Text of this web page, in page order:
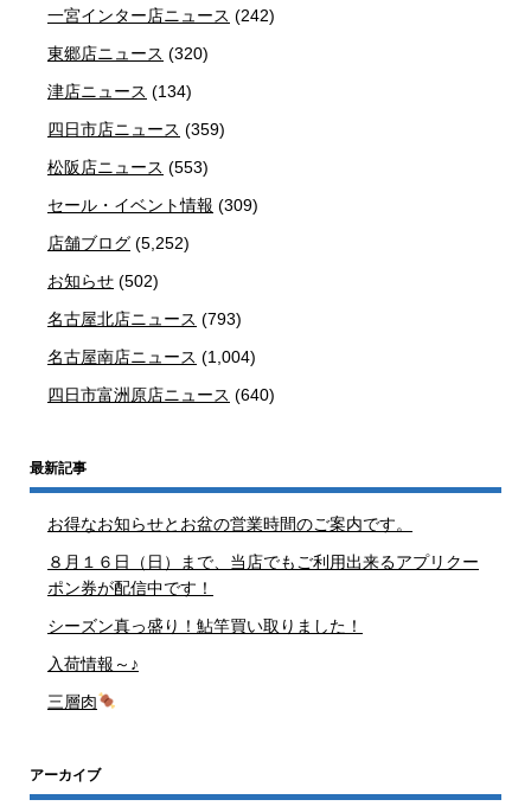
一宮インター店ニュース (242)
東郷店ニュース (320)
津店ニュース (134)
四日市店ニュース (359)
松阪店ニュース (553)
セール・イベント情報 (309)
店舗ブログ (5,252)
お知らせ (502)
名古屋北店ニュース (793)
名古屋南店ニュース (1,004)
四日市富洲原店ニュース (640)
最新記事
お得なお知らせとお盆の営業時間のご案内です。
８月１６日（日）まで、当店でもご利用出来るアプリクー
ポン券が配信中です！
シーズン真っ盛り！鮎竿買い取りました！
入荷情報～♪
三層肉
アーカイブ